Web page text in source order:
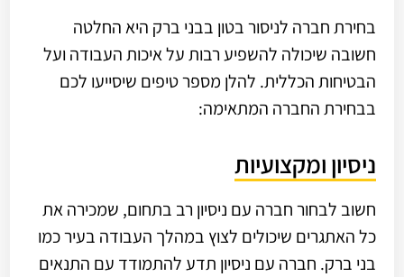
בחירת חברה לניסור בטון בבני ברק היא החלטה
חשובה שיכולה להשפיע רבות על איכות העבודה ועל
הבטיחות הכללית. להלן מספר טיפים שיסייעו לכם
בבחירת החברה המתאימה:
ניסיון ומקצועיות
חשוב לבחור חברה עם ניסיון רב בתחום, שמכירה את
כל האתגרים שיכולים לצוץ במהלך העבודה בעיר כמו
בני ברק. חברה עם ניסיון תדע להתמודד עם התנאים